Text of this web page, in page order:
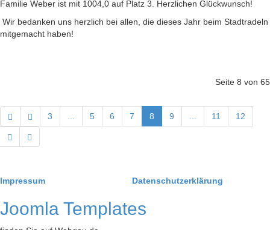
Familie Weber ist mit 1004,0 auf Platz 3. Herzlichen Glückwunsch!
Wir bedanken uns herzlich bei allen, die dieses Jahr beim Stadtradeln
mitgemacht haben!
Seite 8 von 65
3 5 6 7 8 9 11 12
Impressum Datenschutzerklärung
Joomla Templates